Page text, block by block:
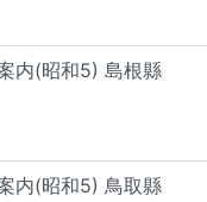
内(昭和5) 島根縣
内(昭和5) 鳥取縣